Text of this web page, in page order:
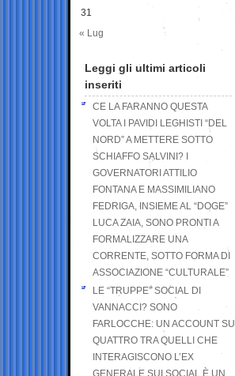
31
« Lug
Leggi gli ultimi articoli
inseriti
CE LA FARANNO QUESTA
VOLTA I PAVIDI LEGHISTI “DEL
NORD” A METTERE SOTTO
SCHIAFFO SALVINI? I
GOVERNATORI ATTILIO
FONTANA E MASSIMILIANO
FEDRIGA, INSIEME AL “DOGE”
LUCA ZAIA, SONO PRONTI A
FORMALIZZARE UNA
CORRENTE, SOTTO FORMA DI
ASSOCIAZIONE “CULTURALE”
LE “TRUPPE” SOCIAL DI
VANNACCI? SONO
FARLOCCHE: UN ACCOUNT SU
QUATTRO TRA QUELLI CHE
INTERAGISCONO L’EX
GENERALE SUI SOCIAL È UN